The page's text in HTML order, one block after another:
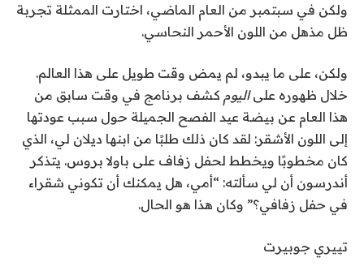
ولكن في سبتمبر من العام الماضي، اختارت الممثلة تجربة
ظل مذهل من اللون الأحمر النحاسي.
ولكن، على ما يبدو، لم يمض وقت طويل على هذا العالم.
خلال ظهوره علىاليوم كشف برنامج في وقت سابق من
هذا العام عن بيضة عيد الفصح الجميلة حول سبب عودتها
إلى اللون الأشقر: لقد كان ذلك طلبًا من ابنها ديلان لي، الذي
كان مخطوبًا ويخطط لحفل زفاف على باولا بروس. يتذكر
أندرسون أن لي سألته: “أمي، هل يمكنك أن تكوني شقراء
في حفل زفافي؟” وكان هذا هو الحال.
تييري جوبيرت